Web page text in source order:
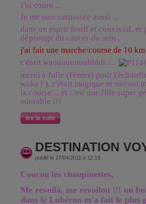
J'ai couru ...
Je me suis surpassée aussi ...
dans un esprit festif et convivial, et
dépistage du cancer du sein ,
j'ai fait une marche/course de 10
c'était waouuuuuuuhhhh ....
merci à Julie (Ferrez) pour
waka ! ), c'était magique et surtout
la course ... et c'est une fille super
adorable !!!
lire la suite
DESTINATION
publié le 27/04/2011 à 12:19
Coucou les choupinettes,
Me revoilà, me revoilou !!! un
dans le Lubéron m'a fait le plus